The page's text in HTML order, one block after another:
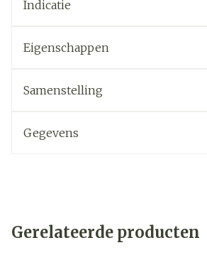
Indicatie
Eigenschappen
Samenstelling
Gegevens
Gerelateerde producten